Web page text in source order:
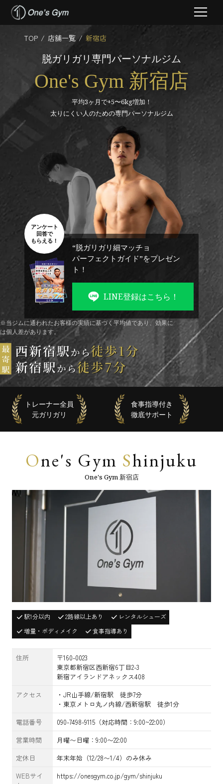
TOP / 店舗一覧 / 新宿店
脱ガリガリ専門パーソナルジム
One's Gym 新宿店
平均3ヶ月で+5〜6kg増加！
太りにくい人のための専門パーソナルジム
“脱ガリガリ細マッチョ
パーフェクトガイド”をプレゼン
ト！
LINE登録はこちら！
アンケート
回答で
もらえる！
※当ジムに通われたお客様の実績に基づく平均値であり、効果に
は個人差があります。
トレーナー全員
元ガリガリ
食事指導付き
徹底サポート
One's Gym Shinjuku
One's Gym 新宿店
住所
〒160-0023
東京都新宿区西新宿6丁目2-3
新宿アイランドアネックス408
アクセス
・JR山手線/新宿駅 徒歩7分
・東京メトロ丸ノ内線/西新宿駅 徒歩1分
電話番号
090-7498-9115（対応時間：9:00~22:00）
営業時間
月曜〜日曜：9:00〜22:00
定休日
年末年始（12/28〜1/4）のみ休み
WEBサイ
https://onesgym.co.jp/gym/shinjuku
駅1分以内 2路線以上あり
レンタルシューズ
増量・ボディメイク
食事指導あり